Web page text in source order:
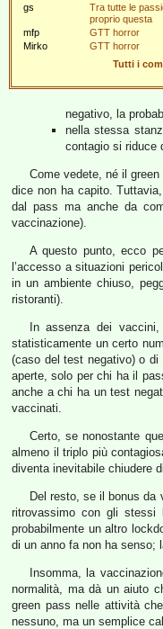
gs
Tra tutte le
proprio questa
mfp
GTT horror
Mirko
GTT horror
Tutti i
negativo, la
nella stessa
contagio si riduce
Come vedete, né il
dice non ha capito.
dal pass ma anche da
vaccinazione).
A questo punto, ecco
l’accesso a situazioni
in un ambiente chiuso,
ristoranti).
In assenza dei
statisticamente un certo
(caso del test negativo) o
aperte, solo per chi ha il
anche a chi ha un test
vaccinati.
Certo, se nonostante
almeno il triplo più
diventa inevitabile chiudere
Del resto, se il bonus da
ritrovassimo con gli stessi
probabilmente un altro
di un anno fa non ha senso;
Insomma, la
normalità, ma dà un aiuto
green pass nelle attività
nessuno, ma un semplice